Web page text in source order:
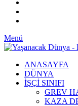
Menü
ANASAYFA
DÜNYA
İŞÇİ SINIFI
GREV
KAZA